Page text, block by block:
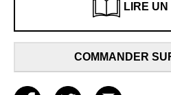
LIRE
COMMANDER